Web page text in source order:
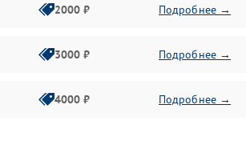
2000 ₽ Подробнее →
3000 ₽ Подробнее →
4000 ₽ Подробнее →